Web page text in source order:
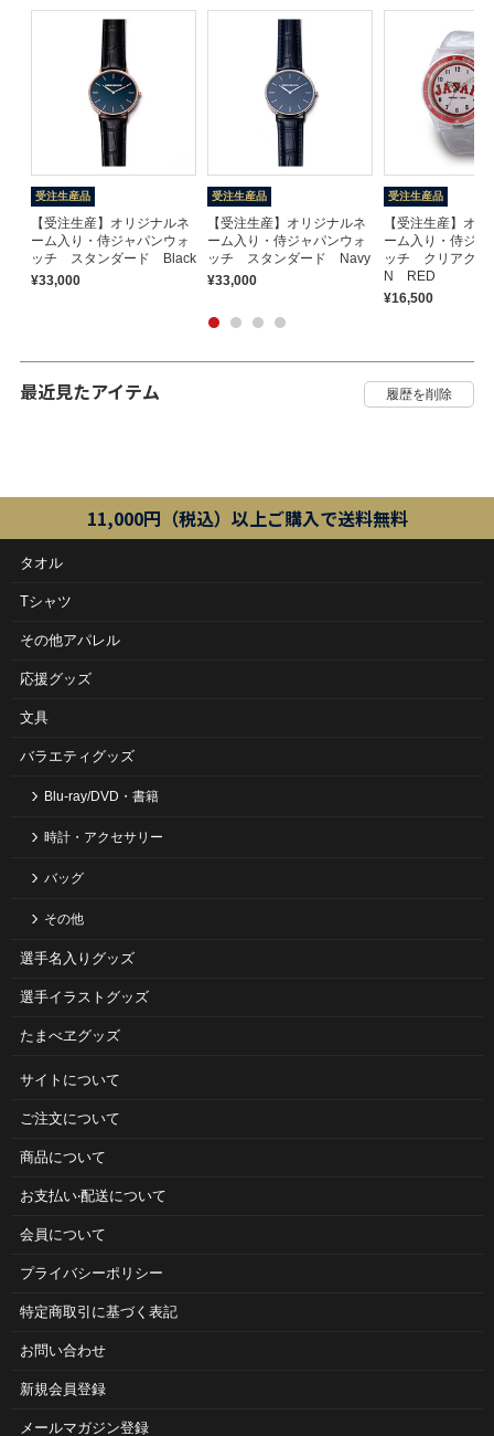
受注生産品
【受注生産】オリジナルネ
ーム入り・侍ジャパンウォ
ッチ スタンダード Black
¥33,000
受注生産品
【受注生産】オリジナルネ
ーム入り・侍ジャパンウォ
ッチ スタンダード Navy
¥33,000
受注生産品
【受注生産】オ
ーム入り・侍ジャ
ッチ クリアク
N RED
¥16,500
最近見たアイテム
11,000円（税込）以上ご購入で送料無料
タオル
Tシャツ
その他アパレル
応援グッズ
文具
バラエティグッズ
Blu-ray/DVD・書籍
時計・アクセサリー
バッグ
その他
選手名入りグッズ
選手イラストグッズ
たまべヱグッズ
サイトについて
ご注⽂について
商品について
お⽀払い‧配送について
会員について
プライバシーポリシー
特定商取引に基づく表記
お問い合わせ
新規会員登録
メールマガジン登録